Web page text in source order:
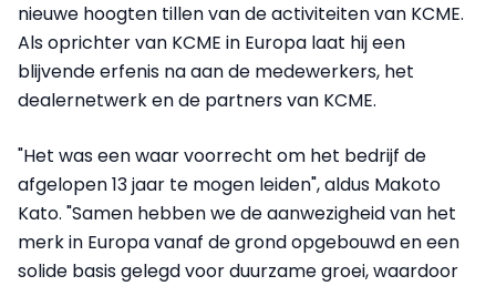
nieuwe hoogten tillen van de activiteiten van KCME.
Als oprichter van KCME in Europa laat hij een
blijvende erfenis na aan de medewerkers, het
dealernetwerk en de partners van KCME.
"Het was een waar voorrecht om het bedrijf de
afgelopen 13 jaar te mogen leiden", aldus Makoto
Kato. "Samen hebben we de aanwezigheid van het
merk in Europa vanaf de grond opgebouwd en een
solide basis gelegd voor duurzame groei, waardoor